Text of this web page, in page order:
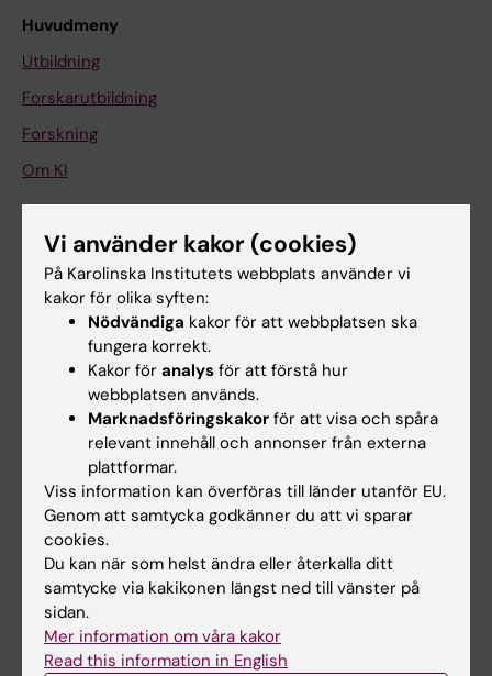
Huvudmeny
Utbildning
Forskarutbildning
Forskning
Om KI
På gång
Nyheter
Kalender
Student
Schema
Studentmejlen
Kurs- och programwebbar
Student på KI
Medarbetare
Vi använder kakor (cookies)
På Karolinska Institutets webbplats använder vi
kakor för olika syften:
Nödvändiga kakor för att webbplatsen ska
fungera korrekt.
Kakor för analys för att förstå hur
webbplatsen används.
Marknadsföringskakor för att visa och spåra
relevant innehåll och annonser från externa
plattformar.
Viss information kan överföras till länder utanför EU.
Genom att samtycka godkänner du att vi sparar
cookies.
Du kan när som helst ändra eller återkalla ditt
samtycke via kakikonen längst ned till vänster på
sidan.
Mer information om våra kakor
Read this information in English